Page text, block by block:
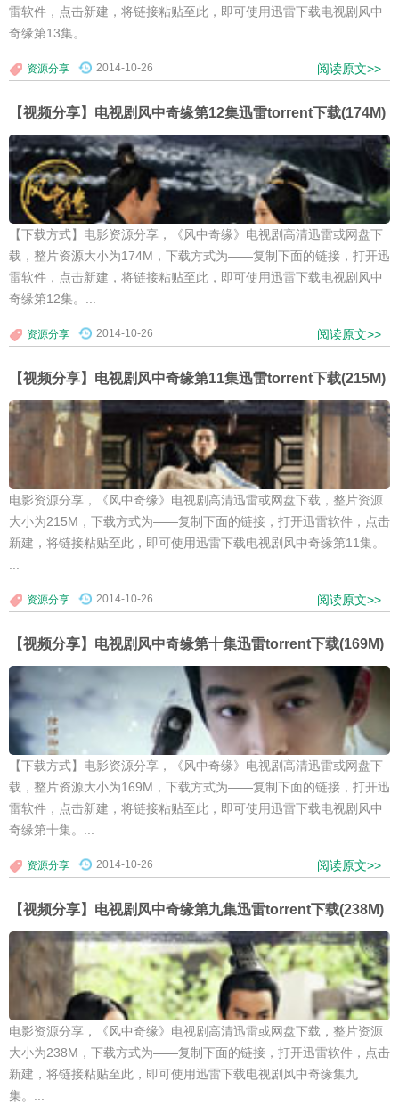
雷软件，点击新建，将链接粘贴至此，即可使用迅雷下载电视剧风中
奇缘第13集。...
资源分享 2014-10-26 阅读原文>>
【视频分享】电视剧风中奇缘第12集迅雷torrent下载(174M)
【下载方式】电影资源分享，《风中奇缘》电视剧高清迅雷或网盘下
载，整片资源大小为174M，下载方式为——复制下面的链接，打开迅
雷软件，点击新建，将链接粘贴至此，即可使用迅雷下载电视剧风中
奇缘第12集。...
资源分享 2014-10-26 阅读原文>>
【视频分享】电视剧风中奇缘第11集迅雷torrent下载(215M)
电影资源分享，《风中奇缘》电视剧高清迅雷或网盘下载，整片资源
大小为215M，下载方式为——复制下面的链接，打开迅雷软件，点击
新建，将链接粘贴至此，即可使用迅雷下载电视剧风中奇缘第11集。
资源分享 2014-10-26 阅读原文>>
【视频分享】电视剧风中奇缘第十集迅雷torrent下载(169M)
【下载方式】电影资源分享，《风中奇缘》电视剧高清迅雷或网盘下
载，整片资源大小为169M，下载方式为——复制下面的链接，打开迅
雷软件，点击新建，将链接粘贴至此，即可使用迅雷下载电视剧风中
奇缘第十集。...
资源分享 2014-10-26 阅读原文>>
【视频分享】电视剧风中奇缘第九集迅雷torrent下载(238M)
电影资源分享，《风中奇缘》电视剧高清迅雷或网盘下载，整片资源
大小为238M，下载方式为——复制下面的链接，打开迅雷软件，点击
新建，将链接粘贴至此，即可使用迅雷下载电视剧风中奇缘集九
集。...